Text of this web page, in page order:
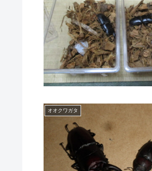
オオクワガタ